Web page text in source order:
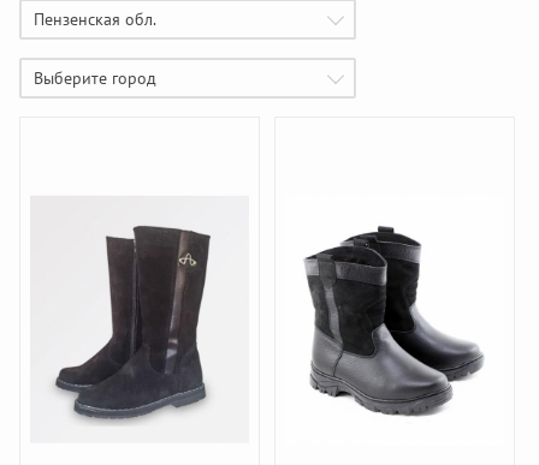
Пензенская обл.
Выберите город